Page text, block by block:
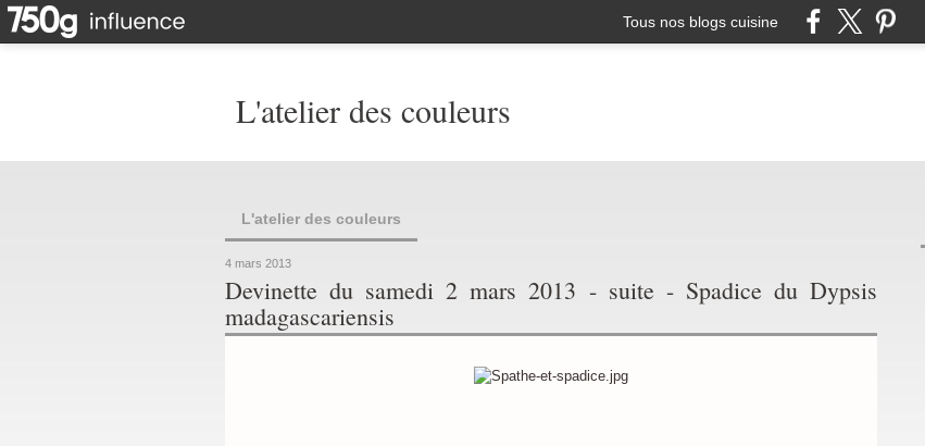
Tous nos blogs cuisine
L'atelier des couleurs
L'atelier des couleurs
4 mars 2013
Devinette du samedi 2 mars 2013 - suite - Spadice du Dypsis
madagascariensis